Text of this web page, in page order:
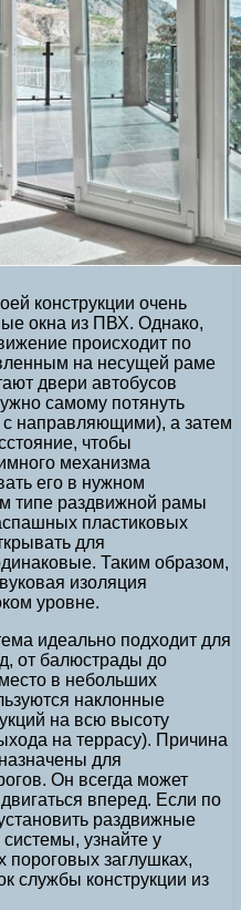
конструкции очень
окна из ПВХ. Однако,
происходит по
на несущей раме
двери автобусов
самому потянуть
с направляющими), а затем
чтобы
механизма
его в нужном
типе раздвижной рамы
пластиковых
для
Таким образом,
изоляция
уровне.
идеально подходит для
от балюстрады до
в небольших
наклонные
на всю высоту
на террасу). Причина
для
Он всегда может
вперед. Если по
раздвижные
узнайте у
пороговых заглушках,
службы конструкции из